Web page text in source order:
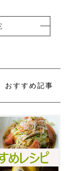
おすすめ記事